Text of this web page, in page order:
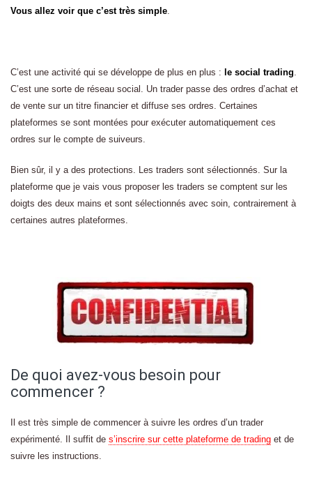
Vous allez voir que c’est très simple
C’est une activité qui se développe de plus en plus : le social trading
C’est une sorte de réseau social. Un trader passe des ordres d’achat et
de vente sur un titre financier et diffuse ses ordres. Certaines
plateformes se sont montées pour exécuter automatiquement ces
ordres sur le compte de suiveurs.
Bien sûr, il y a des protections. Les traders sont sélectionnés. Sur la
plateforme que je vais vous proposer les traders se comptent sur les
doigts des deux mains et sont sélectionnés avec soin, contrairement à
certaines autres plateformes.
De quoi avez-vous besoin pour
commencer ?
Il est très simple de commencer à suivre les ordres d’un trader
expérimenté. Il suffit de s’inscrire sur cette plateforme de trading et de
suivre les instructions.